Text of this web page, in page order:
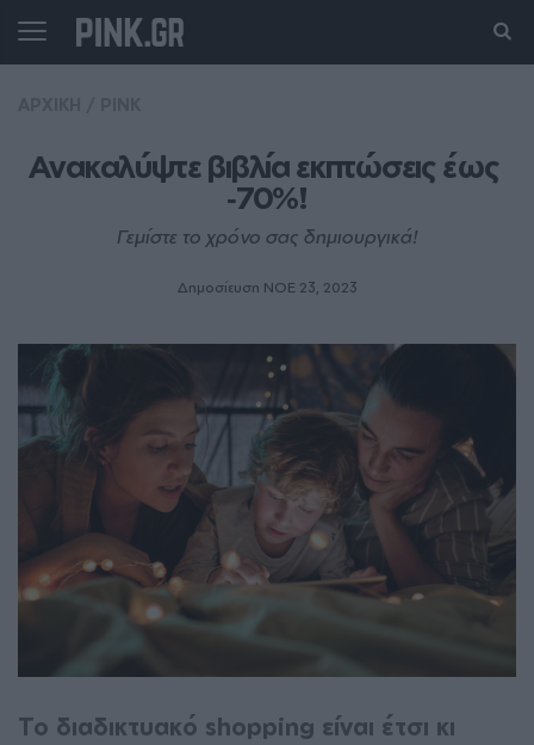
Ανακαλύψτε βιβλία εκπτώσεις έως
‑70%!
Γεμίστε το χρόνο σας δημιουργικά!
Δημοσίευση ΝΟE 23, 2023
Το διαδικτυακό shopping είναι έτσι κι